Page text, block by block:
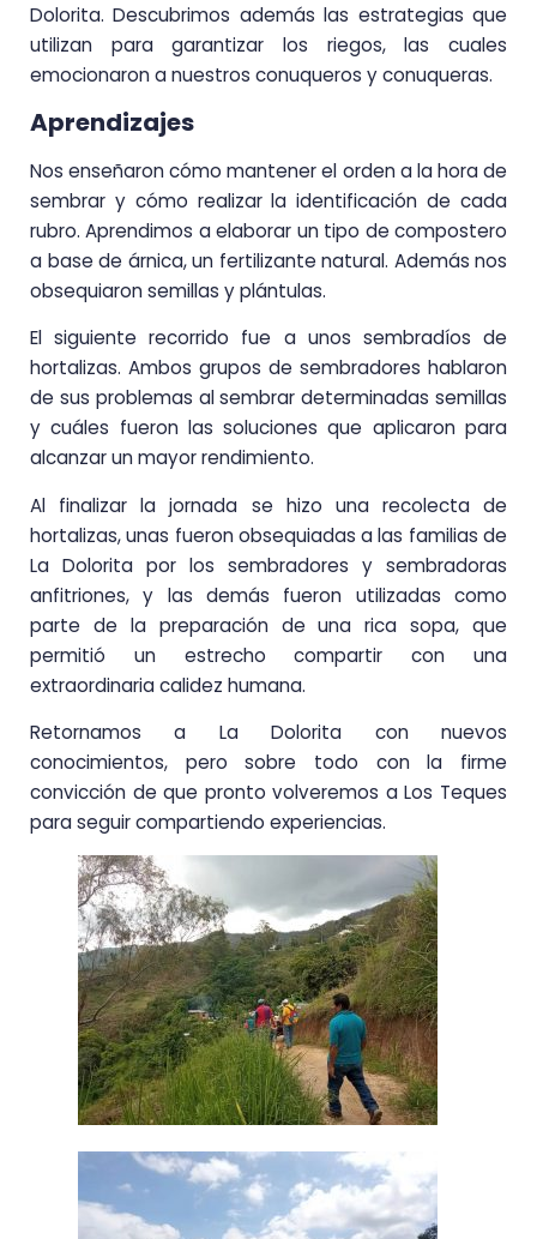
Dolorita. Descubrimos además las estrategias que
utilizan para garantizar los riegos, las cuales
emocionaron a nuestros conuqueros y conuqueras.
Aprendizajes
Nos enseñaron cómo mantener el orden a la hora de
sembrar y cómo realizar la identificación de cada
rubro. Aprendimos a elaborar un tipo de compostero
a base de árnica, un fertilizante natural. Además nos
obsequiaron semillas y plántulas.
El siguiente recorrido fue a unos sembradíos de
hortalizas. Ambos grupos de sembradores hablaron
de sus problemas al sembrar determinadas semillas
y cuáles fueron las soluciones que aplicaron para
alcanzar un mayor rendimiento.
Al finalizar la jornada se hizo una recolecta de
hortalizas, unas fueron obsequiadas a las familias de
La Dolorita por los sembradores y sembradoras
anfitriones, y las demás fueron utilizadas como
parte de la preparación de una rica sopa, que
permitió un estrecho compartir con una
extraordinaria calidez humana.
Retornamos a La Dolorita con nuevos
conocimientos, pero sobre todo con la firme
convicción de que pronto volveremos a Los Teques
para seguir compartiendo experiencias.